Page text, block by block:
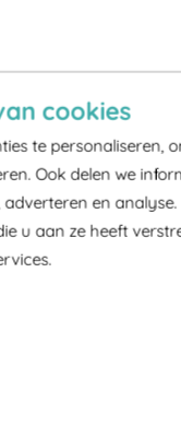
cookies
te personaliseren,
Ook delen we
en
u aan ze heeft